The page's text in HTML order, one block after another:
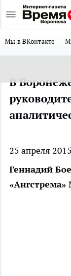
Мы в ВКонтакте
В
25 апреля 2015
Геннадий